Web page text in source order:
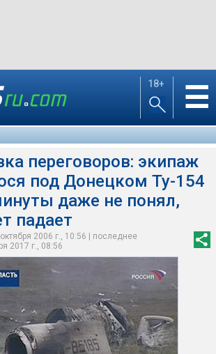
18+ ☰
переговоров: экипаж
под Донецком Ту-154
даже не понял,
падает
2006 г., 10:56 | последнее
2017 г., 08:56